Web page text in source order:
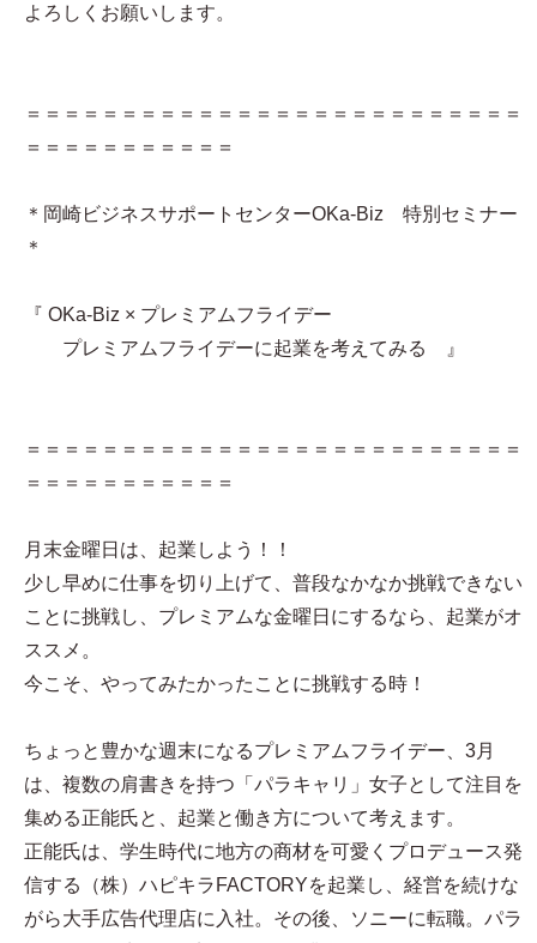
よろしくお願いします。
＝＝＝＝＝＝＝＝＝＝＝＝＝＝＝＝＝＝＝＝＝＝＝＝＝＝
＝＝＝＝＝＝＝＝＝＝＝
＊岡崎ビジネスサポートセンターOKa-Biz 特別セミナー
＊
『 OKa-Biz × プレミアムフライデー
プレミアムフライデーに起業を考えてみる 』
＝＝＝＝＝＝＝＝＝＝＝＝＝＝＝＝＝＝＝＝＝＝＝＝＝＝
＝＝＝＝＝＝＝＝＝＝＝
月末金曜日は、起業しよう！！
少し早めに仕事を切り上げて、普段なかなか挑戦できない
ことに挑戦し、プレミアムな金曜日にするなら、起業がオ
ススメ。
今こそ、やってみたかったことに挑戦する時！
ちょっと豊かな週末になるプレミアムフライデー、3月
は、複数の肩書きを持つ「パラキャリ」女子として注目を
集める正能氏と、起業と働き方について考えます。
正能氏は、学生時代に地方の商材を可愛くプロデュース発
信する（株）ハピキラFACTORYを起業し、経営を続けな
がら大手広告代理店に入社。その後、ソニーに転職。パラ